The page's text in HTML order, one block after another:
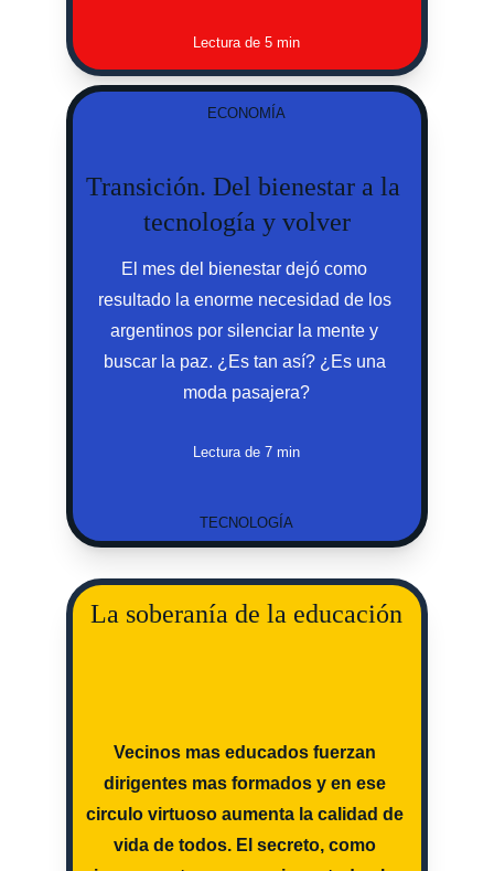
ECONOMÍA
TECNOLOGÍA
Transición. Del bienestar a la
tecnología y volver
La soberanía de la educación
El mes del bienestar dejó como
resultado la enorme necesidad de los
argentinos por silenciar la mente y
buscar la paz. ¿Es tan así? ¿Es una
moda pasajera?
Vecinos mas educados fuerzan
dirigentes mas formados y en ese
circulo virtuoso aumenta la calidad de
vida de todos. El secreto, como
Lectura de 5 min
Lectura de 7 min